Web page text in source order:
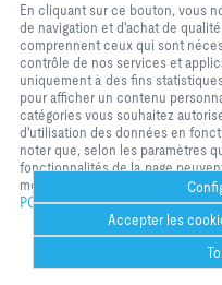
Service d'aide
Mentions légales Login
Home Contacts Imprint
Confidentialité
sont
fins
Vous
les
que,
vous
En cliquant sur ce bouton, vous
de navigation et d'achat de
comprennent ceux qui sont
contrôle de nos services et
uniquement à des fins
pour afficher un contenu
catégories vous souhaitez
d'utilisation des données en
noter que, selon les paramètres
fonctionnalités de la page
modifier votre sélection à tout
POLICY
Accepter les